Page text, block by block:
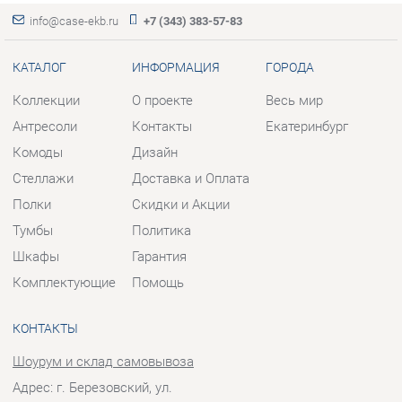
Комоды
Тумбы
Шкафы
Комплектующие
Дизайн
Политика
Гарантия
Помощь
КОНТАКТЫ
Шоурум и склад самовывоза
Адрес: г. Березовский, ул.
Ленина, 2
Часы работы:
Пн - Пт:10:00 - 20:00 (GMT+5)
Отправить сообщение